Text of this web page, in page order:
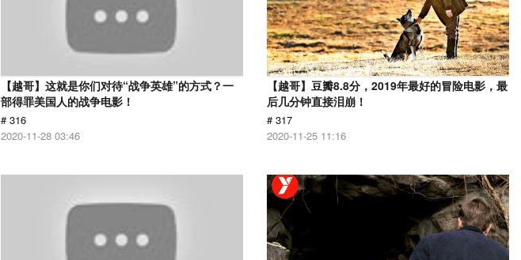
【越哥】这就是你们对待“战争英雄”的方式？一
部得罪美国人的战争电影！
# 316
2020-11-28 03:46
【越哥】豆瓣8.8分，2019年最好的冒险电影，最
后几分钟直接泪崩！
# 317
2020-11-25 11:16